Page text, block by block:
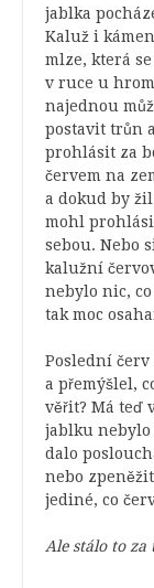
jablka
Kaluž i
mlze, která
v ruce u
najednou
postavit trůn
prohlásit za
červem na
a dokud by
mohl
sebou. Nebo
kalužní
nebylo nic,
tak moc
Poslední červ
a přemýšlel,
věřit? Má teď
jablku nebylo
dalo
nebo
jediné, co
Ale stálo to za